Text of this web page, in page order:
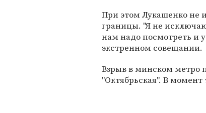
При этом Лукашенко не
границы. "Я не
нам надо посмотреть и
экстренном совещании.
Взрыв в минском метро
"Октябрьская". В